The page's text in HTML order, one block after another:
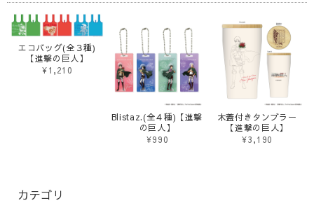
エコバッグ(全３種)
【進撃の巨人】
¥1,210
Blistaz.(全４種)【進撃
の巨人】
¥990
木蓋付きタンブラー
【進撃の巨人】
¥3,190
カテゴリ